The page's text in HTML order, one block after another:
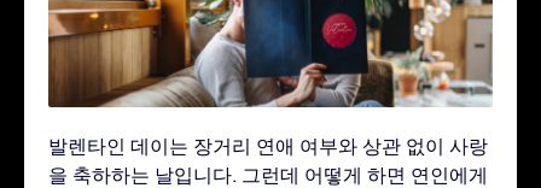
발렌타인 데이는 장거리 연애 여부와 상관 없이 사랑
을 축하하는 날입니다. 그런데 어떻게 하면 연인에게